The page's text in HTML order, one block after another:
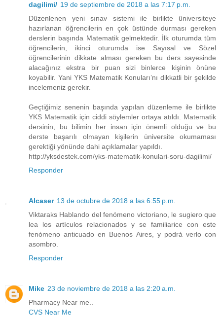
dagilimi/ 19 de septiembre de 2018 a las 7:17 p.m.
Düzenlenen yeni sınav sistemi ile birlikte üniversiteye
hazırlanan öğrencilerin en çok üstünde durması gereken
derslerin başında Matematik gelmektedir. İlk oturumda tüm
öğrencilerin, ikinci oturumda ise Sayısal ve Sözel
öğrencilerinin dikkate alması gereken bu ders sayesinde
alacağınız ekstra bir puan sizi binlerce kişinin önüne
koyabilir. Yani YKS Matematik Konuları’nı dikkatli bir şekilde
incelemeniz gerekir.
Geçtiğimiz senenin başında yapılan düzenleme ile birlikte
YKS Matematik için ciddi söylemler ortaya atıldı. Matematik
dersinin, bu bilimin her insan için önemli olduğu ve bu
derste başarılı olmayan kişilerin üniversite okumaması
gerektiği yönünde dahi açıklamalar yapıldı.
http://yksdestek.com/yks-matematik-konulari-soru-dagilimi/
Responder
Alcaser 13 de octubre de 2018 a las 6:55 p.m.
Viktaraks Hablando del fenómeno victoriano, le sugiero que
lea los artículos relacionados y se familiarice con este
fenómeno anticuado en Buenos Aires, y podrá verlo con
asombro.
Responder
Mike 23 de noviembre de 2018 a las 2:20 a.m.
Pharmacy Near me..
CVS Near Me